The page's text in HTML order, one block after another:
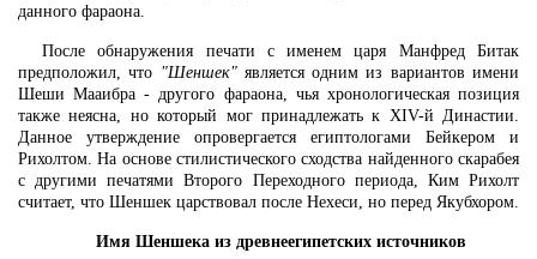
данного фараона.
После обнаружения печати с именем царя Манфред Битак
предположил, что "Шеншек"является одним из вариантов имени
Шеши Мааибра - другого фараона, чья хронологическая позиция
также неясна, но который мог принадлежать к XIV-й Династии.
Данное утверждение опровергается египтологами Бейкером и
Рихолтом. На основе стилистического сходства найденного скарабея
с другими печатями Второго Переходного периода, Ким Рихолт
считает, что Шеншек царствовал после Нехеси, но перед Якубхором.
Имя Шеншека из древнеегипетских источников